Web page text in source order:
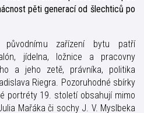
pěti generací od šlechticů po
původnímu zařízení bytu patří
jídelna, ložnice a pracovny
a jeho zetě, právníka, politika
Riegra. Pozoruhodné sbírky
portréty 19. století obsahují mimo
Mařáka či sochy J. V. Myslbeka